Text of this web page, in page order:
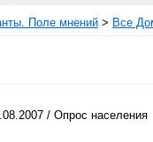
Поле мнений > Все
/ Опрос населения